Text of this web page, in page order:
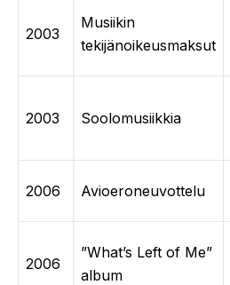
2003
Musiikin
tekijänoikeusmaksut
2003 Soolomusiikkia
2006 Avioeroneuvottelu
2006
”What’s Left of Me”
album